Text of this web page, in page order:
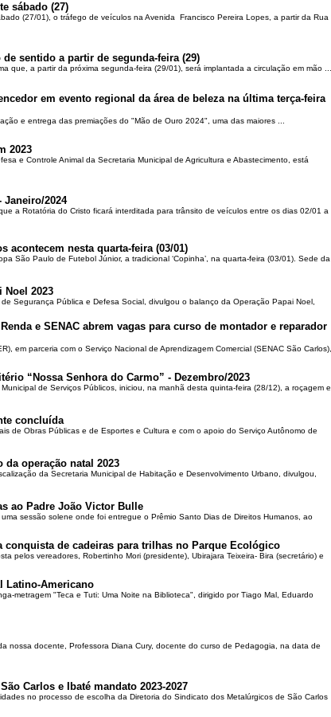
sábado (27)
(27/01), o tráfego de veículos na Avenida Francisco Pereira Lopes, a partir da Rua
sentido a partir de segunda-feira (29)
que, a partir da próxima segunda-feira (29/01), será implantada a circulação em mão ...
em evento regional da área de beleza na última terça-feira
e entrega das premiações do "Mão de Ouro 2024", uma das maiores ...
2023
e Controle Animal da Secretaria Municipal de Agricultura e Abastecimento, está
Janeiro/2024
a Rotatória do Cristo ficará interditada para trânsito de veículos entre os dias 02/01 a
acontecem nesta quarta-feira (03/01)
São Paulo de Futebol Júnior, a tradicional ‘Copinha’, na quarta-feira (03/01). Sede da
Noel 2023
Segurança Pública e Defesa Social, divulgou o balanço da Operação Papai Noel,
e SENAC abrem vagas para curso de montador e reparador
em parceria com o Serviço Nacional de Aprendizagem Comercial (SENAC São Carlos),
“Nossa Senhora do Carmo” - Dezembro/2023
de Serviços Públicos, iniciou, na manhã desta quinta-feira (28/12), a roçagem e
concluída
de Obras Públicas e de Esportes e Cultura e com o apoio do Serviço Autônomo de
operação natal 2023
da Secretaria Municipal de Habitação e Desenvolvimento Urbano, divulgou,
ao Padre João Victor Bulle
sessão solene onde foi entregue o Prêmio Santo Dias de Direitos Humanos, ao
conquista de cadeiras para trilhas no Parque Ecológico
pelos vereadores, Robertinho Mori (presidente), Ubirajara Teixeira- Bira (secretário) e
Latino-Americano
metragem "Teca e Tuti: Uma Noite na Biblioteca", dirigido por Tiago Mal, Eduardo
nossa docente, Professora Diana Cury, docente do curso de Pedagogia, na data de
Carlos e Ibaté mandato 2023-2027
no processo de escolha da Diretoria do Sindicato dos Metalúrgicos de São Carlos